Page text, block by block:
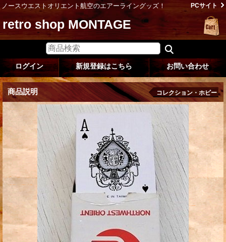
ノースウエストオリエント航空のエアーライングッズ！ PCサイト
retro shop MONTAGE
ログイン 新規登録はこちら お問い合わせ
商品説明 コレクション・ホビー